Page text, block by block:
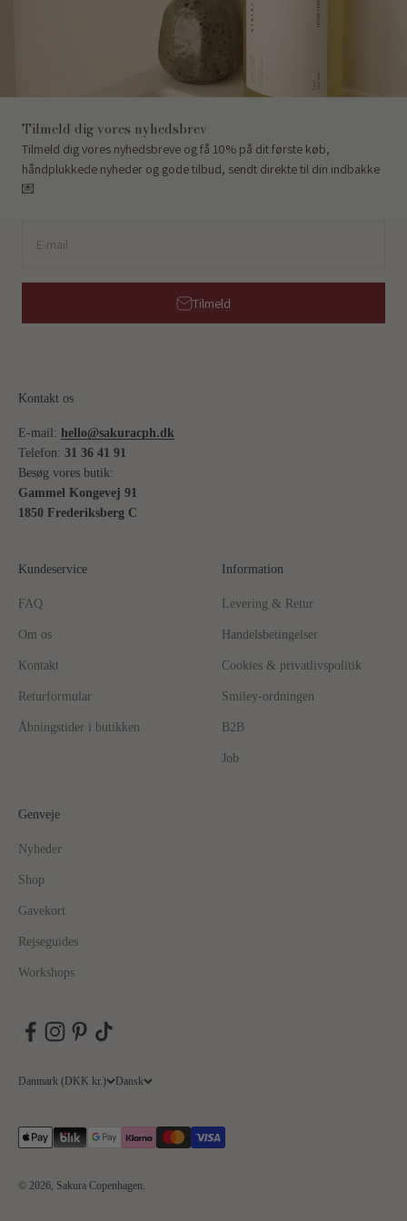
Tilmeld dig vores nyhedsbrev
Tilmeld dig vores nyhedsbreve og få 10% på dit første køb,
håndplukkede nyheder og gode tilbud, sendt direkte til din indbakke
💌
E-mail
Tilmeld
Kontakt os
E-mail: hello@sakuracph.dk
Telefon: 31 36 41 91
Besøg vores butik:
Gammel Kongevej 91
1850 Frederiksberg C
Kundeservice
FAQ
Om os
Kontakt
Returformular
Åbningstider i butikken
Information
Levering & Retur
Handelsbetingelser
Cookies & privatlivspolitik
Smiley-ordningen
B2B
Job
Genveje
Nyheder
Shop
Gavekort
Rejseguides
Workshops
Danmark (DKK kr.) Dansk
© 2026, Sakura Copenhagen.